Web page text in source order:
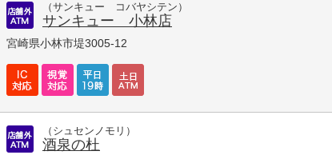
（サンキュー コバヤシテン）
サンキュー 小林店
宮崎県小林市堤3005-12
（シュセンノモリ）
酒泉の杜